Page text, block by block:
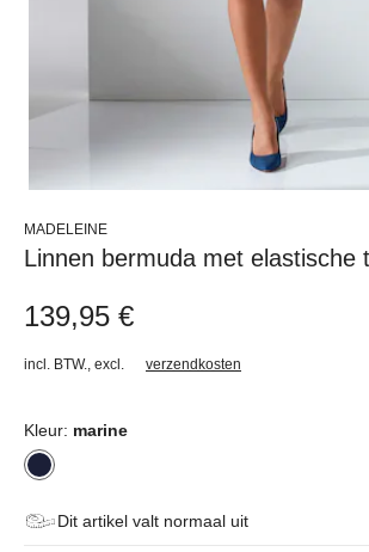
MADELEINE
Linnen bermuda met elastische
139,95 €
incl. BTW. excl. verzendkosten
Kleur: marine
Dit artikel valt normaal uit